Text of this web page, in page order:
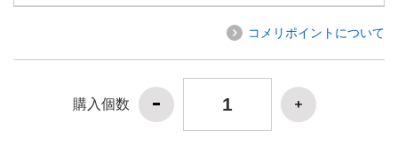
コメリポイントについて
購入個数